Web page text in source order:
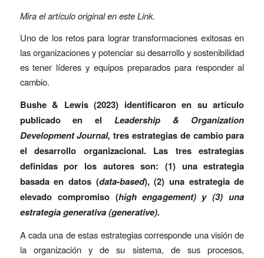
Mira el artículo original en esteLink.
Uno de los retos para lograr transformaciones exitosas en
las organizaciones y potenciar su desarrollo y sostenibilidad
es tener líderes y equipos preparados para responder al
cambio.
Bushe & Lewis (2023) identificaron en su artículo
publicado en el Leadership & Organization
Development Journal,tres estrategias de cambio para
el desarrollo organizacional. Las tres estrategias
definidas por los autores son: (1) una estrategia
basada en datos (data-based), (2) una estrategia de
elevado compromiso (high engagement) y (3) una
estrategia generativa (generative).
A cada una de estas estrategias corresponde una visión de
la organización y de su sistema, de sus procesos,